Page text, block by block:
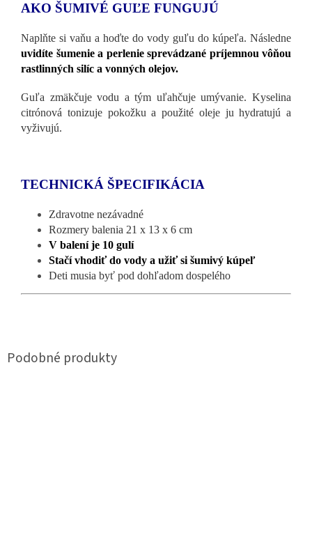
AKO ŠUMIVÉ GUĽE FUNGUJÚ
Naplňte si vaňu a hoďte do vody guľu do kúpeľa. Následne
uvidíte šumenie a perlenie sprevádzané príjemnou vôňou
rastlinných silíc a vonných olejov.
Guľa zmäkčuje vodu a tým uľahčuje umývanie. Kyselina
citrónová tonizuje pokožku a použité oleje ju hydratujú a
vyživujú.
TECHNICKÁ ŠPECIFIKÁCIA
Zdravotne nezávadné
Rozmery balenia 21 x 13 x 6 cm
V balení je 10 gulí
Stačí vhodiť do vody a užiť si šumivý kúpeľ
Deti musia byť pod dohľadom dospelého